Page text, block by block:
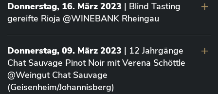
Donnerstag, 16. März 2023 | Blind Tasting
gereifte Rioja @WINEBANK Rheingau
Donnerstag, 09. März 2023 | 12 Jahrgänge
Chat Sauvage Pinot Noir mit Verena Schöttle
@Weingut Chat Sauvage
(Geisenheim/Johannisberg)